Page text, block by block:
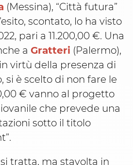
(Messina), “Città futura”
scontato, lo ha visto
pari a 11.200,00 €. Una
a Gratteri (Palermo),
virtù della presenza di
si è scelto di non fare le
€ vanno al progetto
che prevede una
sotto il titolo
tratta, ma stavolta in